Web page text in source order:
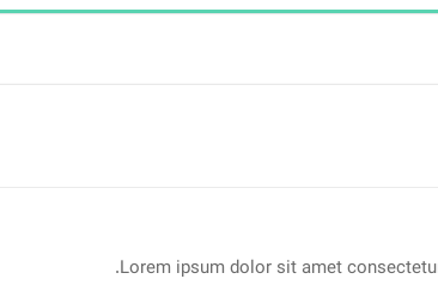
Lorem ipsum dolor sit amet